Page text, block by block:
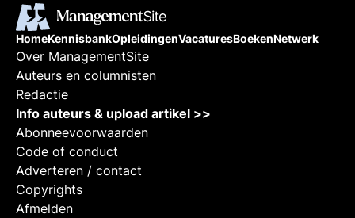
HomeKennisbankOpleidingenVacaturesBoekenNetwerk
Over ManagementSite
Auteurs en columnisten
Redactie
Info auteurs & upload artikel >>
Abonneevoorwaarden
Code of conduct
Adverteren / contact
Copyrights
Afmelden